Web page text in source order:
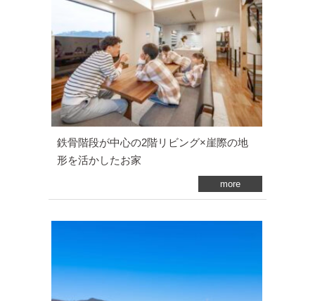
鉄骨階段が中心の2階リビング×崖際の地
形を活かしたお家
more